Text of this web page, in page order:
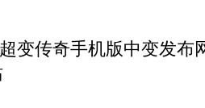
变传奇手机版中变发布